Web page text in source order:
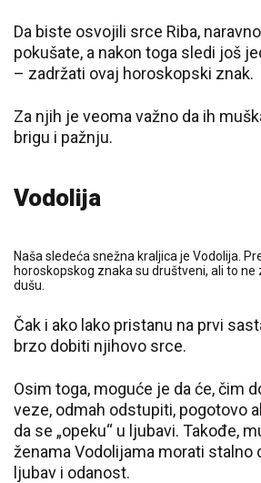
Da biste osvojili srce Riba,
pokušate, a nakon toga sledi još
– zadržati ovaj horoskopski znak.
Za njih je veoma važno da ih
brigu i pažnju.
Vodolija
Naša sledeća snežna kraljica je Vodolija.
horoskopskog znaka su društveni, ali to
dušu.
Čak i ako lako pristanu na prvi
brzo dobiti njihovo srce.
Osim toga, moguće je da će, čim
veze, odmah odstupiti, pogotovo
da se „opeku“ u ljubavi. Takođe,
ženama Vodolijama morati stalno
ljubav i odanost.